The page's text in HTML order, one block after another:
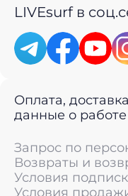
LIVEsurf в
Оплата,
данные о
Запрос по
Возвраты и
Условия
Условия